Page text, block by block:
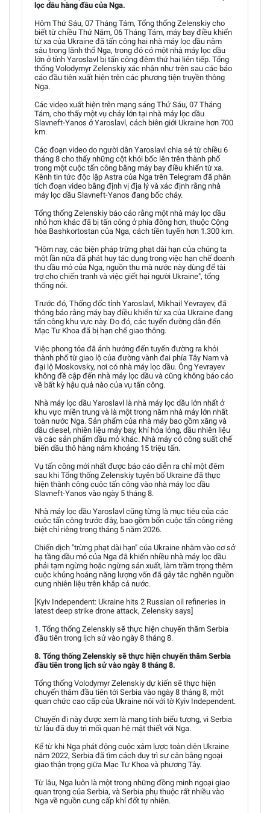
lọc dầu hàng đầu của Nga.
Hôm Thứ Sáu, 07 Tháng Tám, Tổng thống Zelenskiy cho
biết từ chiều Thứ Năm, 06 Tháng Tám, máy bay điều khiển
từ xa của Ukraine đã tấn công hai nhà máy lọc dầu nằm
sâu trong lãnh thổ Nga, trong đó có một nhà máy lọc dầu
lớn ở tỉnh Yaroslavl bị tấn công đêm thứ hai liên tiếp. Tổng
thống Volodymyr Zelenskiy xác nhận như trên sau các báo
cáo đầu tiên xuất hiện trên các phương tiện truyền thông
Nga.
Các video xuất hiện trên mạng sáng Thứ Sáu, 07 Tháng
Tám, cho thấy một vụ cháy lớn tại nhà máy lọc dầu
Slavneft-Yanos ở Yaroslavl, cách biên giới Ukraine hơn 700
km.
Các đoạn video do người dân Yaroslavl chia sẻ từ chiều 6
tháng 8 cho thấy những cột khói bốc lên trên thành phố
trong một cuộc tấn công bằng máy bay điều khiển từ xa.
Kênh tin tức độc lập Astra của Nga trên Telegram đã phân
tích đoạn video bằng định vị địa lý và xác định rằng nhà
máy lọc dầu Slavneft-Yanos đang bốc cháy.
Tổng thống Zelenskiy báo cáo rằng một nhà máy lọc dầu
nhỏ hơn khác đã bị tấn công ở phía đông hơn, thuộc Cộng
hòa Bashkortostan của Nga, cách tiền tuyến hơn 1.300 km.
"Hôm nay, các biện pháp trừng phạt dài hạn của chúng ta
một lần nữa đã phát huy tác dụng trong việc hạn chế doanh
thu dầu mỏ của Nga, nguồn thu mà nước này dùng để tài
trợ cho chiến tranh và việc giết hại người Ukraine", tổng
thống nói.
Trước đó, Thống đốc tỉnh Yaroslavl, Mikhail Yevrayev, đã
thông báo rằng máy bay điều khiển từ xa của Ukraine đang
tấn công khu vực này. Do đó, các tuyến đường dẫn đến
Mạc Tư Khoa đã bị hạn chế giao thông.
Việc phong tỏa đã ảnh hưởng đến tuyến đường ra khỏi
thành phố từ giao lộ của đường vành đai phía Tây Nam và
đại lộ Moskovsky, nơi có nhà máy lọc dầu. Ông Yevrayev
không đề cập đến nhà máy lọc dầu và cũng không báo cáo
về bất kỳ hậu quả nào của vụ tấn công.
Nhà máy lọc dầu Yaroslavl là nhà máy lọc dầu lớn nhất ở
khu vực miền trung và là một trong năm nhà máy lớn nhất
toàn nước Nga. Sản phẩm của nhà máy bao gồm xăng và
dầu diesel, nhiên liệu máy bay, khí hóa lỏng, dầu nhiên liệu
và các sản phẩm dầu mỏ khác. Nhà máy có công suất chế
biến dầu thô hàng năm khoảng 15 triệu tấn.
Vụ tấn công mới nhất được báo cáo diễn ra chỉ một đêm
sau khi Tổng thống Zelenskiy tuyên bố Ukraine đã thực
hiện thành công cuộc tấn công vào nhà máy lọc dầu
Slavneft-Yanos vào ngày 5 tháng 8.
Nhà máy lọc dầu Yaroslavl cũng từng là mục tiêu của các
cuộc tấn công trước đây, bao gồm bốn cuộc tấn công riêng
biệt chỉ riêng trong tháng 5 năm 2026.
Chiến dịch "trừng phạt dài hạn" của Ukraine nhằm vào cơ sở
hạ tầng dầu mỏ của Nga đã khiến nhiều nhà máy lọc dầu
phải tạm ngừng hoặc ngừng sản xuất, làm trầm trọng thêm
cuộc khủng hoảng năng lượng vốn đã gây tắc nghẽn nguồn
cung nhiên liệu trên khắp cả nước.
[Kyiv Independent: Ukraine hits 2 Russian oil refineries in
latest deep strike drone attack, Zelensky says]
1. Tổng thống Zelenskiy sẽ thực hiện chuyến thăm Serbia
đầu tiên trong lịch sử vào ngày 8 tháng 8.
8. Tổng thống Zelenskiy sẽ thực hiện chuyến thăm Serbia
đầu tiên trong lịch sử vào ngày 8 tháng 8.
Tổng thống Volodymyr Zelenskiy dự kiến sẽ thực hiện
chuyến thăm đầu tiên tới Serbia vào ngày 8 tháng 8, một
quan chức cao cấp của Ukraine nói với tờ Kyiv Independent.
Chuyến đi này được xem là mang tính biểu tượng, vì Serbia
từ lâu đã duy trì mối quan hệ mật thiết với Nga.
Kể từ khi Nga phát động cuộc xâm lược toàn diện Ukraine
năm 2022, Serbia đã tìm cách duy trì sự cân bằng ngoại
giao thận trọng giữa Mạc Tư Khoa và phương Tây.
Từ lâu, Nga luôn là một trong những đồng minh ngoại giao
quan trọng của Serbia, và Serbia phụ thuộc rất nhiều vào
Nga về nguồn cung cấp khí đốt tự nhiên.